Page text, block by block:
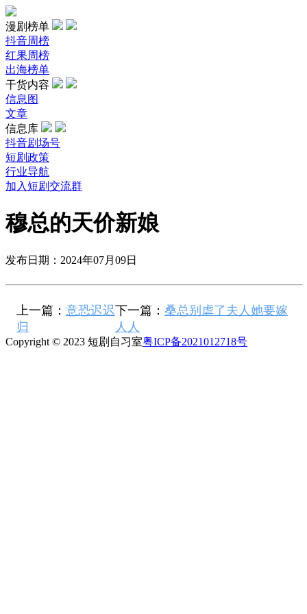
漫剧榜单
抖音周榜
红果周榜
出海榜单
干货内容
信息图
文章
信息库
抖音剧场号
短剧政策
行业导航
加入短剧交流群
穆总的天价新娘
发布日期：2024年07月09日
上一篇： 意恐迟迟
归
下一篇： 桑总别虐了夫人她要嫁
人人
Copyright © 2023 短剧自习室粤ICP备2021012718号